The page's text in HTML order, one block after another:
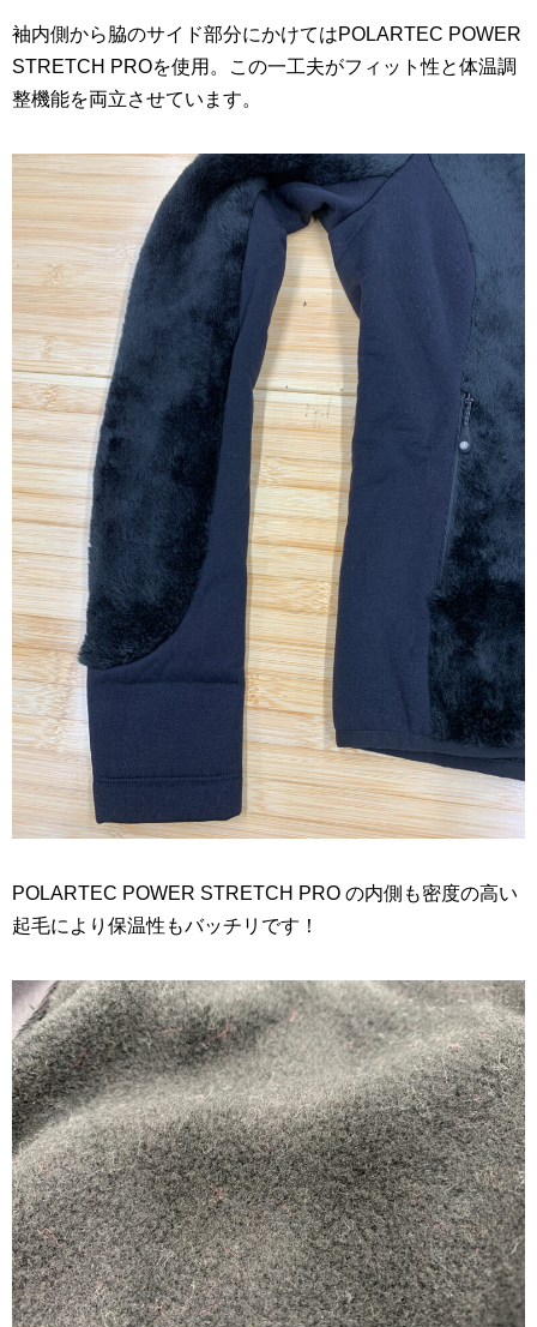
袖内側から脇のサイド部分にかけてはPOLARTEC POWER
STRETCH PROを使用。この一工夫がフィット性と体温調
整機能を両立させています。
POLARTEC POWER STRETCH PRO の内側も密度の高い
起毛により保温性もバッチリです！